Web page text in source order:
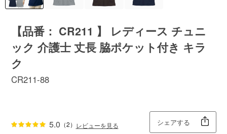
【品番： CR211 】 レディース チュニ
ック 介護士 丈長 脇ポケット付き キラ
ク
CR211-88
5.0 （2） レビューを見る シェアする